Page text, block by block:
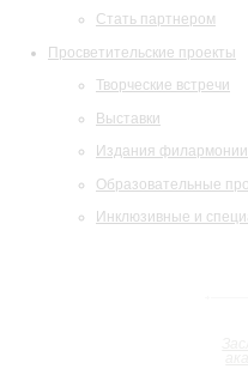
Стать партнером
Просветительские проекты
Творческие встречи
Выставки
Издания филармонии
Образовательные
Инклюзивные и